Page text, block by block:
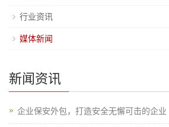
行业资讯
媒体新闻
新闻资讯
企业保安外包，打造安全无懈可击的企业